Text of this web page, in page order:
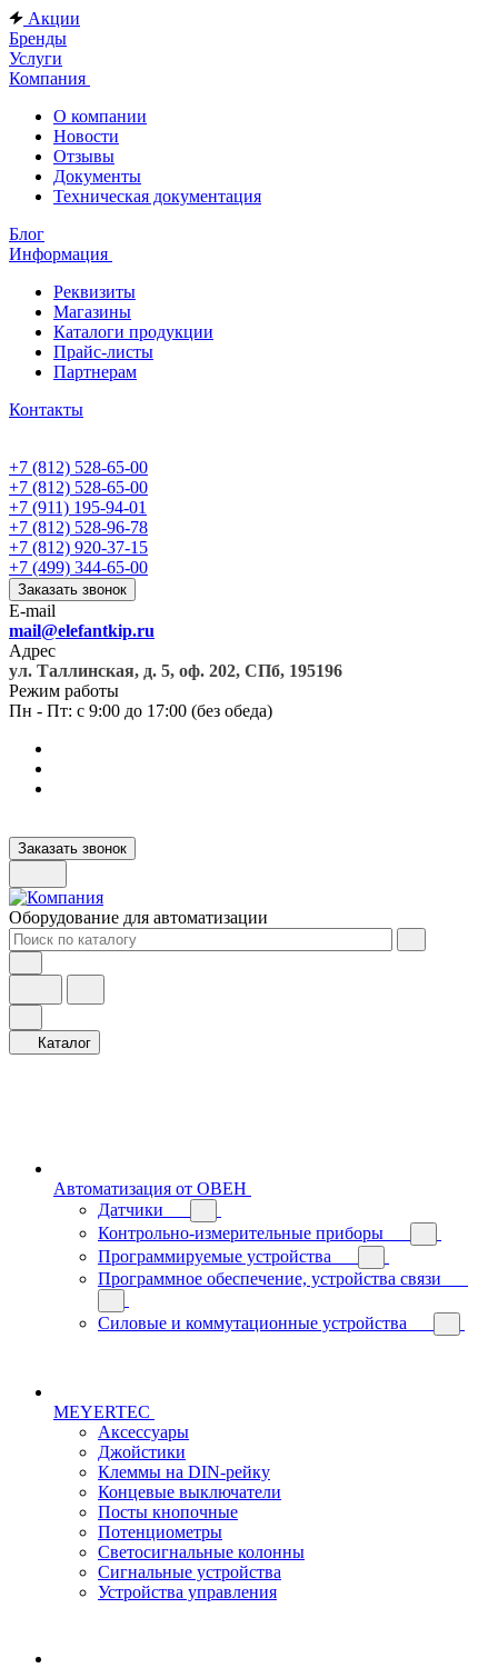
Акции
Бренды
Услуги
Компания
О компании
Новости
Отзывы
Документы
Техническая документация
Блог
Информация
Реквизиты
Магазины
Каталоги продукции
Прайс-листы
Партнерам
Контакты
+7 (812) 528-65-00
+7 (812) 528-65-00
+7 (911) 195-94-01
+7 (812) 528-96-78
+7 (812) 920-37-15
+7 (499) 344-65-00
Заказать звонок
E-mail
mail@elefantkip.ru
Адрес
ул. Таллинская, д. 5, оф. 202, СПб, 195196
Режим работы
Пн - Пт: с 9:00 до 17:00 (без обеда)
Заказать звонок
Оборудование для автоматизации
Каталог
Автоматизация от ОВЕН
Датчики
Контрольно-измерительные приборы
Программируемые устройства
Программное обеспечение, устройства связи
Силовые и коммутационные устройства
MEYERTEC
Аксессуары
Джойстики
Клеммы на DIN-рейку
Концевые выключатели
Посты кнопочные
Потенциометры
Светосигнальные колонны
Сигнальные устройства
Устройства управления